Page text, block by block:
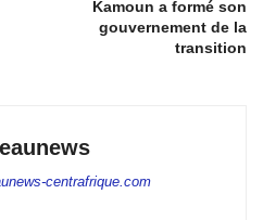
Kamoun a formé son
gouvernement de la
transition
centrafrique.com